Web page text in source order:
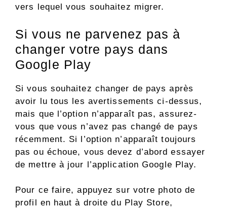
vers lequel vous souhaitez migrer.
Si vous ne parvenez pas à
changer votre pays dans
Google Play
Si vous souhaitez changer de pays après
avoir lu tous les avertissements ci-dessus,
mais que l’option n’apparaît pas, assurez-
vous que vous n’avez pas changé de pays
récemment. Si l’option n’apparaît toujours
pas ou échoue, vous devez d’abord essayer
de mettre à jour l’application Google Play.
Pour ce faire, appuyez sur votre photo de
profil en haut à droite du Play Store,